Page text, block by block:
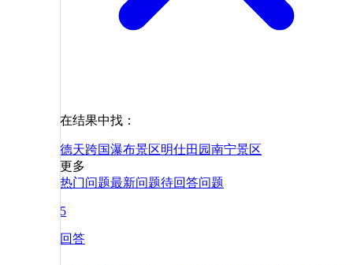
在结果中找：
德天跨国瀑布景区明仕田园南宁景区
更多
热门问题最新问题待回答问题
5
回答